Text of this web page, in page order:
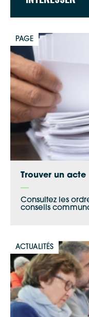
PAGE
Trouver un acte
Consultez les
conseils
ACTUALITÉS
Waze